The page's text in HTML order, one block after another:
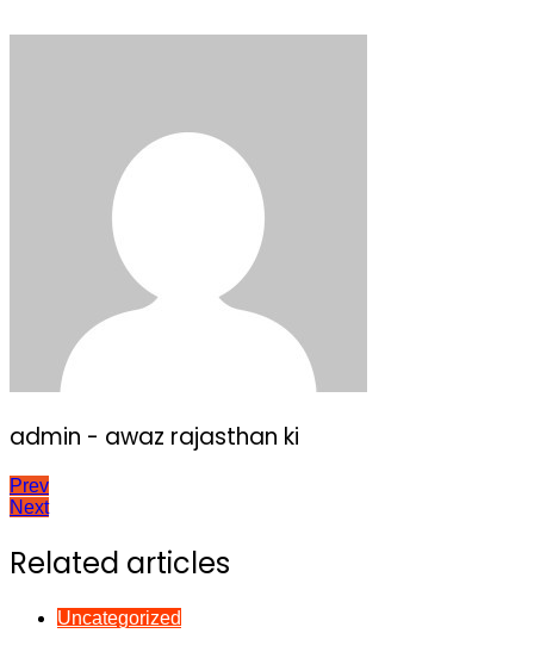
admin - awaz rajasthan ki
Post
Prev
Next
Related articles
Uncategorized